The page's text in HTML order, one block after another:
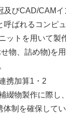
及びCAD/CAMイ
呼ばれるコンピ
ットを用いて製
物、詰め物)を
携加算1・2
綴物製作に際し
体制を確保してい